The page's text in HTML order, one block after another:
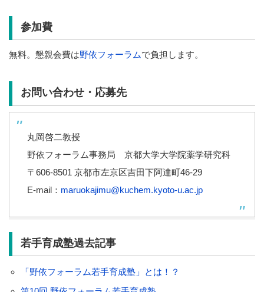
参加費
無料。懇親会費は野依フォーラムで負担します。
お問い合わせ・応募先
丸岡啓二教授
野依フォーラム事務局 京都大学大学院薬学研究科
〒606-8501 京都市左京区吉田下阿達町46-29
E-mail： maruokajimu@kuchem.kyoto-u.ac.jp
若手育成塾過去記事
「野依フォーラム若手育成塾」とは！？